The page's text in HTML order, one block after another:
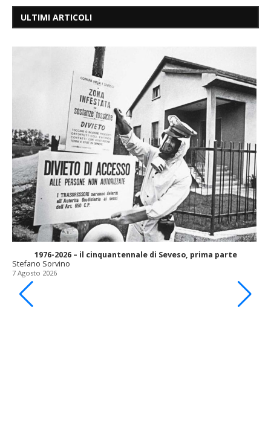
ULTIMI ARTICOLI
1976-2026 – il cinquantennale di Seveso, prima parte
Stefano Sorvino
7 Agosto 2026